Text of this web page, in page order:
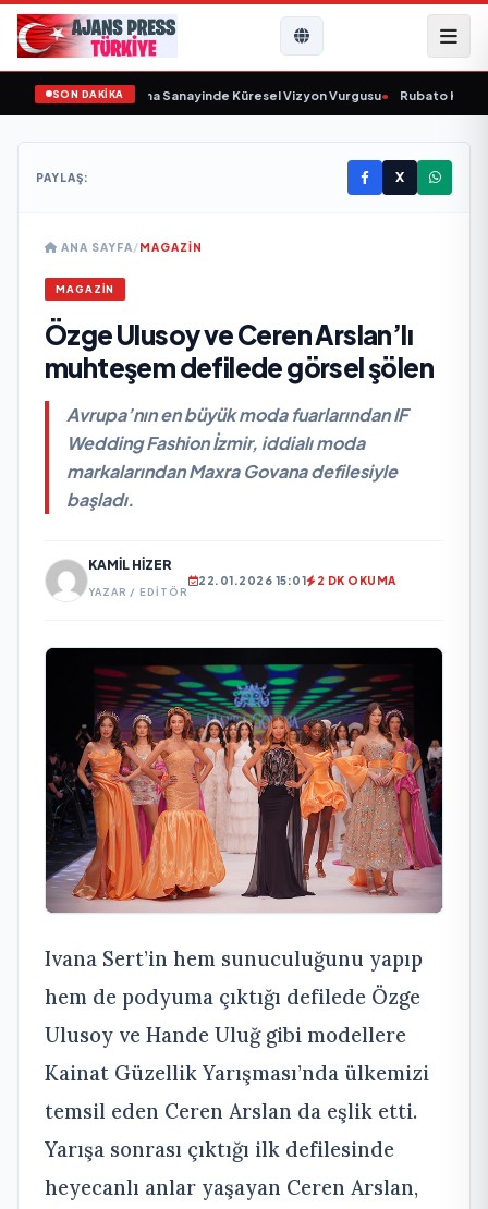
SON DAKİKA
Açıkladı ve Savunma Sanayinde Küresel Vizyon Vurgusu• Rubato Konser
PAYLAŞ: X
ANA SAYFA/MAGAZİN
MAGAZİN
Özge Ulusoy ve Ceren Arslan’lı
muhteşem defilede görsel şölen
Avrupa’nın en büyük moda fuarlarından IF
Wedding Fashion İzmir, iddialı moda
markalarından Maxra Govana defilesiyle
başladı.
KAMIL HIZER
YAZAR / EDITÖR
22.01.2026 15:01 2 DK OKUMA
Ivana Sert’in hem sunuculuğunu yapıp
hem de podyuma çıktığı defilede Özge
Ulusoy ve Hande Uluğ gibi modellere
Kainat Güzellik Yarışması’nda ülkemizi
temsil eden Ceren Arslan da eşlik etti.
Yarışa sonrası çıktığı ilk defilesinde
heyecanlı anlar yaşayan Ceren Arslan,